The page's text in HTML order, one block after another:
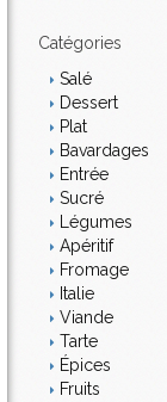
i Catégories
Salé
Dessert
Plat
Bavardages
Entrée
Sucré
Légumes
Apéritif
Fromage
Italie
Viande
Tarte
Épices
Fruits